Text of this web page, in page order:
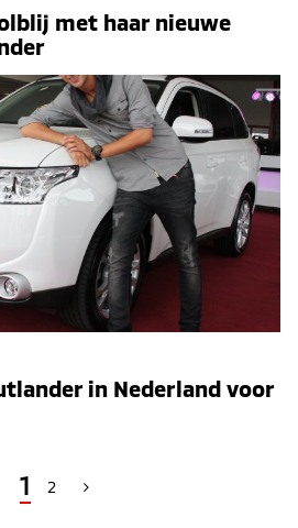
met haar nieuwe
in Nederland voor
1 2